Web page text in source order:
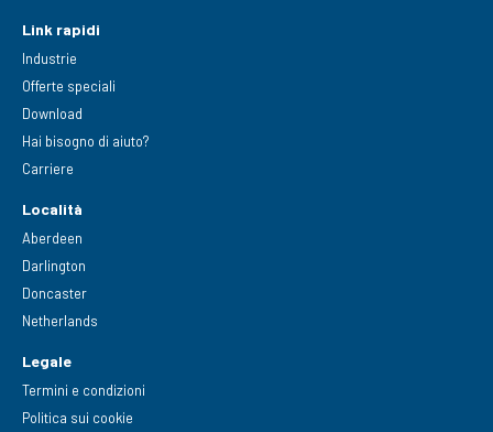
Link rapidi
Industrie
Offerte speciali
Download
Hai bisogno di aiuto?
Carriere
Località
Aberdeen
Darlington
Doncaster
Netherlands
Legale
Termini e condizioni
Politica sui cookie